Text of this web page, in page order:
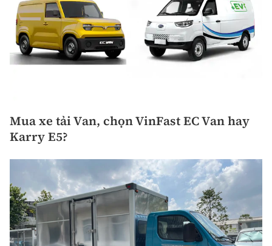
Mua xe tải Van, chọn VinFast EC Van hay
Karry E5?